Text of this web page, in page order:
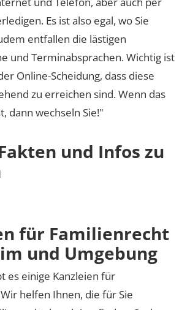
Es ist also egal, wo Sie
entfallen die lästigen
und Terminabsprachen. Wichtig ist
Online-Scheidung, dass diese
zu erreichen sind. Wenn das
dann wechseln Sie!"
und Infos zu
für Familienrecht
und Umgebung
es einige Kanzleien für
helfen Ihnen, die für Sie